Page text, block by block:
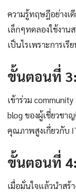
ความรู้ทฤษฎีอย่างเ
เล็กๆทดลองใช้งาน
เป็นไรเพราะการเ
ขั้นตอนที่
เข้าร่วม
blog ของผู้เชี่ยวชา
คุณภาพสูงเกี่ยวกับ
ขั้นตอนที่
เมื่อมั่นใจแล้วนำสร้า